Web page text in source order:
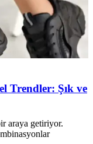
Trendler: Şık ve
araya getiriyor.